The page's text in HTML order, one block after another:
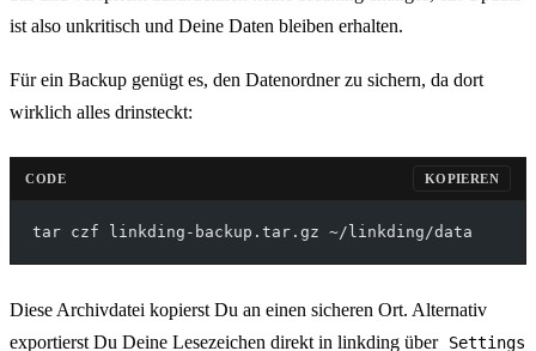
ist also unkritisch und Deine Daten bleiben erhalten.
Für ein Backup genügt es, den Datenordner zu sichern, da dort
wirklich alles drinsteckt:
CODE KOPIEREN
tar czf linkding-backup.tar.gz ~/linkding/data
Diese Archivdatei kopierst Du an einen sicheren Ort. Alternativ
exportierst Du Deine Lesezeichen direkt in linkding über Settings